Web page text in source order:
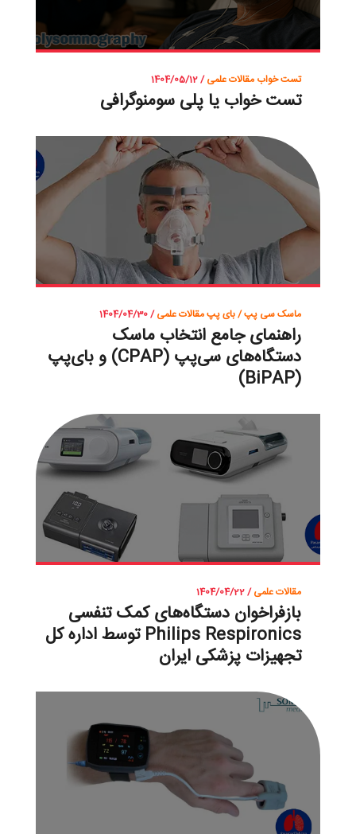
تست خواب مقالات علمی/ 1404/05/12
تست خواب یا‌ پلی سومنوگرافی
ماسک سی پپ / بای پپمقالات علمی/ 1404/04/30
راهنمای جامع انتخاب ماسک
دستگاه‌های سی‌پپ (CPAP) و بای‌پپ
(BiPAP)
مقالات علمی/ 1404/04/22
بازفراخوان دستگاه‌های کمک تنفسی
Philips Respironics توسط اداره کل
تجهیزات پزشکی ایران